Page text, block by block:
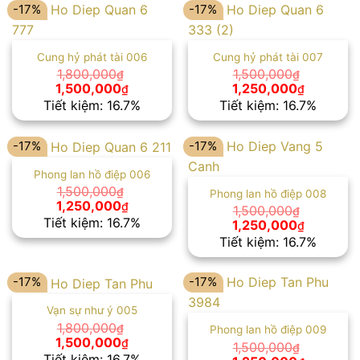
-17%
Cung hỷ phát tài 006
1,800,000₫
Giá
gốc
là:
1,800,000₫.
1,500,000₫Giá
hiện
tại
là:
1,500,000₫.
Tiết kiệm: 16.7%
-17%
Cung hỷ phát tài 007
1,500,000₫
Giá
gốc
là:
1,500,000₫.
1,250,000₫Giá
hiện
tại
là:
Tiết kiệm: 16.7%
-17%
Phong lan hồ điệp 006
1,500,000₫
Giá
gốc
là:
1,500,000₫.
1,250,000₫Giá
hiện
tại
là:
1,250,000₫.
Tiết kiệm: 16.7%
-17%
Phong lan hồ điệp 008
1,500,000₫
Giá
gốc
là:
1,500,000₫.
1,250,000₫Giá
hiện
tại
là:
Tiết kiệm: 16.7%
-17%
Vạn sự như ý 005
1,800,000₫
Giá
gốc
1,500,000₫Giá
hiện
-17%
Phong lan hồ điệp 009
1,500,000₫